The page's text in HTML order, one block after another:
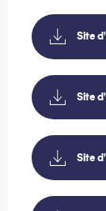
Site
Site
Site